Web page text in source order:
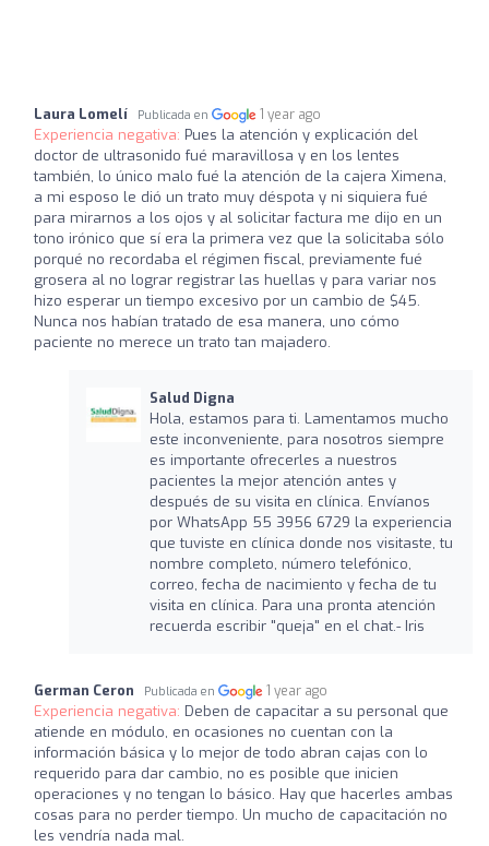
Laura Lomelí Publicada en 1 year ago
Experiencia negativa: Pues la atención y explicación del
doctor de ultrasonido fué maravillosa y en los lentes
también, lo único malo fué la atención de la cajera Ximena,
a mi esposo le dió un trato muy déspota y ni siquiera fué
para mirarnos a los ojos y al solicitar factura me dijo en un
tono irónico que sí era la primera vez que la solicitaba sólo
porqué no recordaba el régimen fiscal, previamente fué
grosera al no lograr registrar las huellas y para variar nos
hizo esperar un tiempo excesivo por un cambio de $45.
Nunca nos habían tratado de esa manera, uno cómo
paciente no merece un trato tan majadero.
Salud Digna
Hola, estamos para ti. Lamentamos mucho
este inconveniente, para nosotros siempre
es importante ofrecerles a nuestros
pacientes la mejor atención antes y
después de su visita en clínica. Envíanos
por WhatsApp 55 3956 6729 la experiencia
que tuviste en clínica donde nos visitaste, tu
nombre completo, número telefónico,
correo, fecha de nacimiento y fecha de tu
visita en clínica. Para una pronta atención
recuerda escribir "queja" en el chat.- Iris
German Ceron Publicada en 1 year ago
Experiencia negativa: Deben de capacitar a su personal que
atiende en módulo, en ocasiones no cuentan con la
información básica y lo mejor de todo abran cajas con lo
requerido para dar cambio, no es posible que inicien
operaciones y no tengan lo básico. Hay que hacerles ambas
cosas para no perder tiempo. Un mucho de capacitación no
les vendría nada mal.